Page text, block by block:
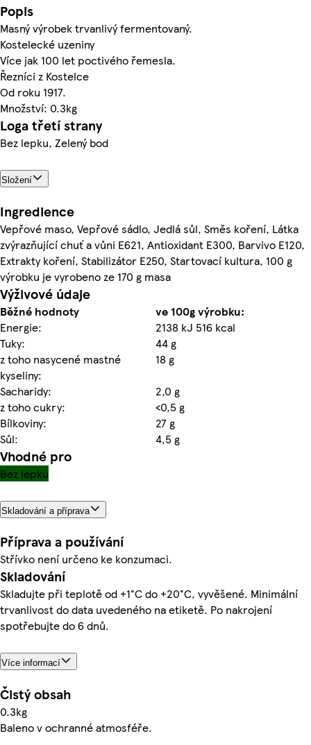
Popis
Masný výrobek trvanlivý fermentovaný.
Kostelecké uzeniny
Více jak 100 let poctivého řemesla.
Řezníci z Kostelce
Od roku 1917.
Množství: 0.3kg
Loga třetí strany
Bez lepku, Zelený bod
Složení
Ingredience
Vepřové maso, Vepřové sádlo, Jedlá sůl, Směs koření, Látka
zvýrazňující chuť a vůni E621, Antioxidant E300, Barvivo E120,
Extrakty koření, Stabilizátor E250, Startovací kultura, 100 g
výrobku je vyrobeno ze 170 g masa
Výživové údaje
Běžné hodnoty
ve 100g výrobku:
Energie:
2138 kJ 516 kcal
Tuky:
44 g
z toho nasycené mastné
kyseliny:
18 g
Sacharidy:
2,0 g
z toho cukry:
<0,5 g
Bílkoviny:
27 g
Sůl:
4,5 g
Vhodné pro
Bez lepku
Skladování a příprava
Příprava a používání
Střívko není určeno ke konzumaci.
Skladování
Skladujte při teplotě od +1°C do +20°C, vyvěšené. Minimální
trvanlivost do data uvedeného na etiketě. Po nakrojení
spotřebujte do 6 dnů.
Více informací
Čistý obsah
0.3kg
Baleno v ochranné atmosféře.